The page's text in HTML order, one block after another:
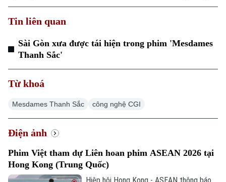
Chuyên mục
Hà Nội
Chính trị
Hà Nội
Tin liên quan
Sài Gòn xưa được tái hiện trong phim 'Mesdames
Thanh Sắc'
Từ khoá
Mesdames Thanh Sắc công nghệ CGI
Điện ảnh
Phim Việt tham dự Liên hoan phim ASEAN 2026 tại
Hong Kong (Trung Quốc)